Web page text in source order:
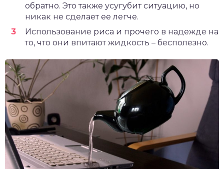
обратно. Это также усугубит ситуацию, но
никак не сделает ее легче.
Использование риса и прочего в надежде на
то, что они впитают жидкость – бесполезно.